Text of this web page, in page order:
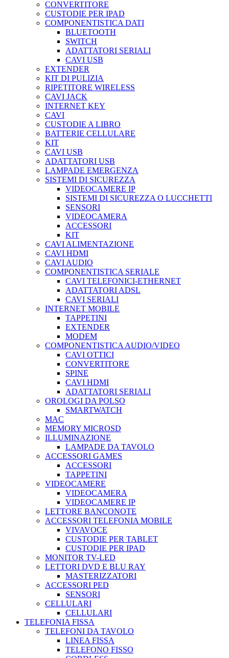
CONVERTITORE
CUSTODIE PER IPAD
COMPONENTISTICA DATI
BLUETOOTH
SWITCH
ADATTATORI SERIALI
CAVI USB
EXTENDER
KIT DI PULIZIA
RIPETITORE WIRELESS
CAVI JACK
INTERNET KEY
CAVI
CUSTODIE A LIBRO
BATTERIE CELLULARE
KIT
CAVI USB
ADATTATORI USB
LAMPADE EMERGENZA
SISTEMI DI SICUREZZA
VIDEOCAMERE IP
SISTEMI DI SICUREZZA O LUCCHETTI
SENSORI
VIDEOCAMERA
ACCESSORI
KIT
CAVI ALIMENTAZIONE
CAVI HDMI
CAVI AUDIO
COMPONENTISTICA SERIALE
CAVI TELEFONICI-ETHERNET
ADATTATORI ADSL
CAVI SERIALI
INTERNET MOBILE
TAPPETINI
EXTENDER
MODEM
COMPONENTISTICA AUDIO/VIDEO
CAVI OTTICI
CONVERTITORE
SPINE
CAVI HDMI
ADATTATORI SERIALI
OROLOGI DA POLSO
SMARTWATCH
MAC
MEMORY MICROSD
ILLUMINAZIONE
LAMPADE DA TAVOLO
ACCESSORI GAMES
ACCESSORI
TAPPETINI
VIDEOCAMERE
VIDEOCAMERA
VIDEOCAMERE IP
LETTORE BANCONOTE
ACCESSORI TELEFONIA MOBILE
VIVAVOCE
CUSTODIE PER TABLET
CUSTODIE PER IPAD
MONITOR TV-LED
LETTORI DVD E BLU RAY
MASTERIZZATORI
ACCESSORI PED
SENSORI
CELLULARI
CELLULARI
TELEFONIA FISSA
TELEFONI DA TAVOLO
LINEA FISSA
TELEFONO FISSO